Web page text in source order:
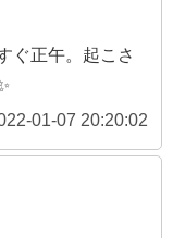
ぐ正午。起こさ
01-07 20:20:02